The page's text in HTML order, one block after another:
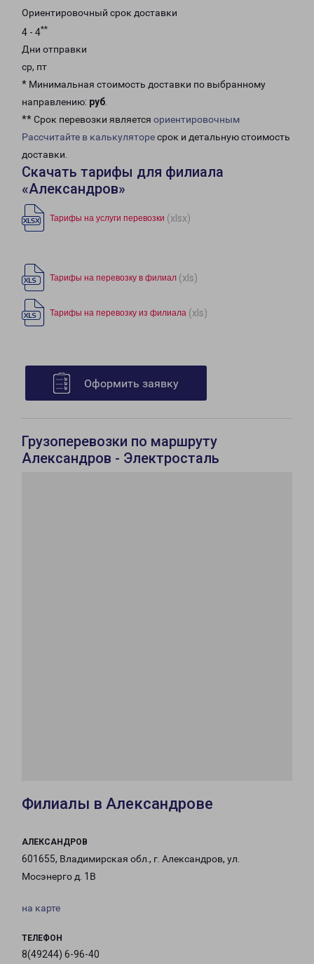
Ориентировочный срок доставки
4 - 4**
Дни отправки
ср, пт
* Минимальная стоимость доставки по выбранному
направлению: руб.
** Срок перевозки является ориентировочным
Рассчитайте в калькуляторесрок и детальную стоимость
доставки.
Скачать тарифы для филиала
«Александров»
Тарифы на услуги перевозки (xlsx)
Тарифы на перевозку в филиал (xls)
Тарифы на перевозку из филиала (xls)
Оформить заявку
Грузоперевозки по маршруту
Александров - Электросталь
Филиалы в Александрове
АЛЕКСАНДРОВ
601655, Владимирская обл., г. Александров, ул.
Мосэнерго д. 1В
на карте
ТЕЛЕФОН
8(49244) 6-96-40